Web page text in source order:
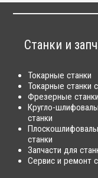
Станки и
Токарные станки
Токарные станки
Фрезерные станки
Кругло-
станки
станки
Запчасти для
Сервис и ремонт